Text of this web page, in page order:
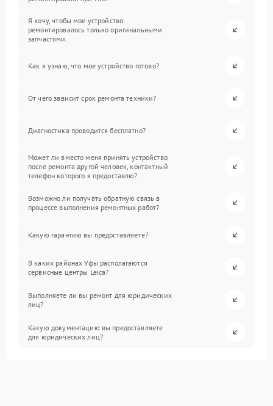
Я хочу, чтобы мое устройство
ремонтировалось только оригинальными
запчастями.
Как я узнаю, что мое устройство готово?
От чего зависит срок ремонта техники?
Диагностика проводится бесплатно?
Может ли вместо меня принять устройство
после ремонта другой человек, контактный
телефон которого я предоставлю?
Возможно ли получать обратную связь в
процессе выполнения ремонтных работ?
Какую гарантию вы предоставляете?
В каких районах Уфы располагаются
сервисные центры Leica?
Выполняете ли вы ремонт для юридических
лиц?
Какую документацию вы предоставляете
для юридических лиц?